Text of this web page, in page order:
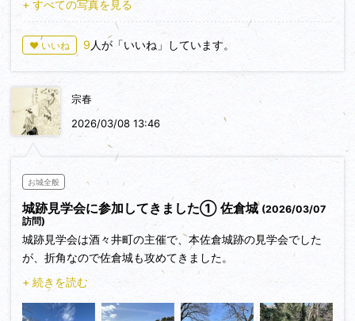
+ すべての写真を見る
♥ いいね 9 人が「いいね」しています。
宗春
2026/03/08 13:46
お城全般
城跡見学会に参加してきました① 佐倉城 (2026/03/07
訪問)
城跡見学会は酒々井町の主催で、本佐倉城跡の見学会でした
が、折角なので佐倉城も攻めてきました。
佐倉城は２度目の訪問ですが、前回はうっかり馬出し空堀を見
るのを忘れてしまったため、リベンジでした。
+ 続きを読む